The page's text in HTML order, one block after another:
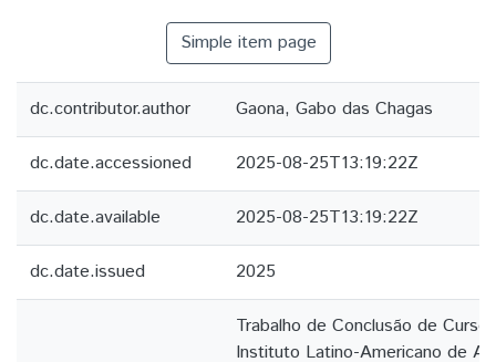
Simple item page
dc.contributor.author Gaona, Gabo das Chagas
dc.date.accessioned 2025-08-25T13:19:22Z
dc.date.available 2025-08-25T13:19:22Z
dc.date.issued 2025
Trabalho de Conclusão de
Instituto Latino-Americano de